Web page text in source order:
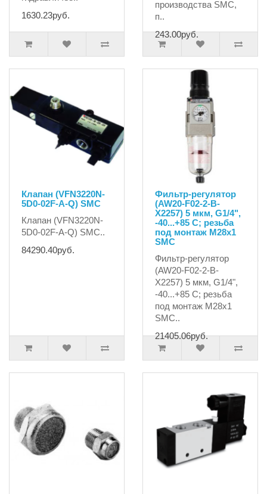
1630.23руб.
производства SMC,
п..
243.00руб.
Клапан (VFN3220N-
5D0-02F-A-Q) SMC
Клапан (VFN3220N-
5D0-02F-A-Q) SMC..
84290.40руб.
Фильтр-регулятор
(AW20-F02-2-B-
X2257) 5 мкм, G1/4",
-40...+85 C; резьба
под монтаж М28х1
SMC
Фильтр-регулятор
(AW20-F02-2-B-
X2257) 5 мкм, G1/4",
-40...+85 C; резьба
под монтаж М28х1
SMC..
21405.06руб.